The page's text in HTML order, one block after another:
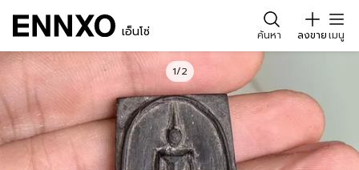
เอ็นโซ่ ค้นหา ลงขายเมนู
1/2